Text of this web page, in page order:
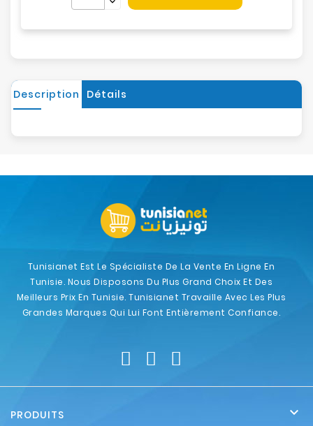
Description Détails
Tunisianet Est Le Spécialiste De La Vente En Ligne En
Tunisie. Nous Disposons Du Plus Grand Choix Et Des
Meilleurs Prix En Tunisie. Tunisianet Travaille Avec Les Plus
Grandes Marques Qui Lui Font Entièrement Confiance.
PRODUITS 